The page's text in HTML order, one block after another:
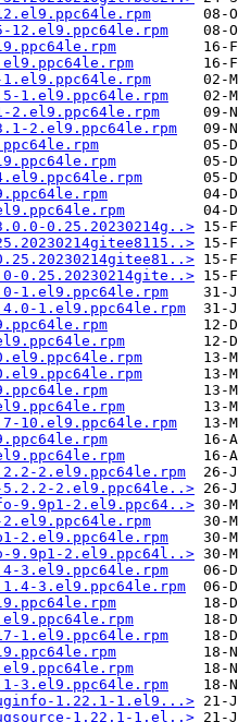
12.el9.ppc64le.rpm
1.el9.ppc64le.rpm
2.el9.ppc64le.rpm
2.el9.ppc64le.rpm
0.25.20230214g..>
0.25.20230214gite..>
1.el9.ppc64le.rpm
1.el9.ppc64le.rpm
10.el9.ppc64le.rpm
2.el9.ppc64le.rpm
5.2.2-2.el9.ppc64le..>
9.9p1-2.el9.ppc64..>
2.el9.ppc64le.rpm
9.9p1-2.el9.ppc64l..>
3.el9.ppc64le.rpm
3.el9.ppc64le.rpm
1.el9.ppc64le.rpm
3.el9.ppc64le.rpm
1.22.1-1.el9...>
1.22.1-1.el..>